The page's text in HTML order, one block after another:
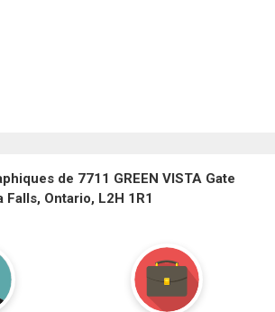
de 7711 GREEN VISTA Gate
Falls, Ontario, L2H 1R1